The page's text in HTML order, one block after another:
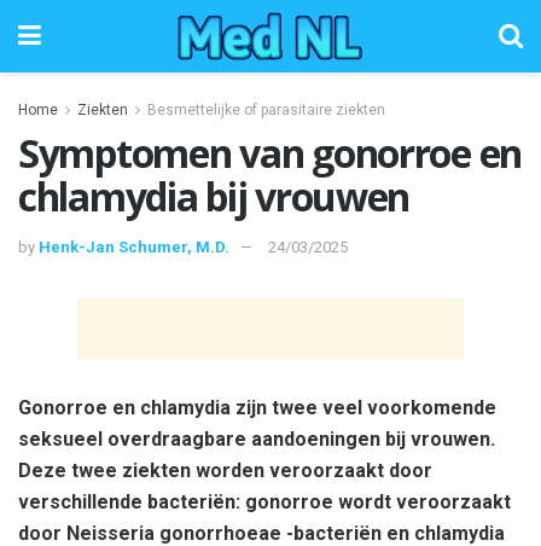
Home Ziekten Besmettelijke of parasitaire ziekten
Symptomen van gonorroe en
chlamydia bij vrouwen
by Henk-Jan Schumer, M.D. 24/03/2025
Gonorroe en chlamydia zijn twee veel voorkomende
seksueel overdraagbare aandoeningen bij vrouwen.
Deze twee ziekten worden veroorzaakt door
verschillende bacteriën: gonorroe wordt veroorzaakt
door Neisseria gonorrhoeae -bacteriën en chlamydia